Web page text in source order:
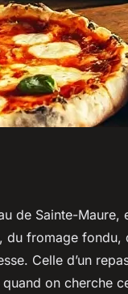
pizzas
de Sainte-Maure,
du fromage
Celle d’un
on cherche